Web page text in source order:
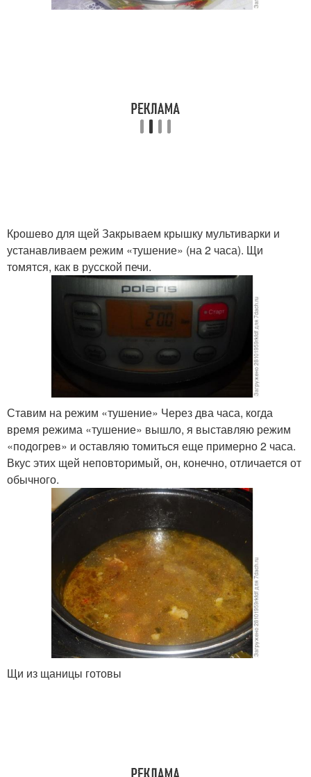
Крошево для щей Закрываем крышку мультиварки и
устанавливаем режим «тушение» (на 2 часа). Щи
томятся, как в русской печи.
Ставим на режим «тушение» Через два часа, когда
время режима «тушение» вышло, я выставляю режим
«подогрев» и оставляю томиться еще примерно 2 часа.
Вкус этих щей неповторимый, он, конечно, отличается от
обычного.
Щи из щаницы готовы